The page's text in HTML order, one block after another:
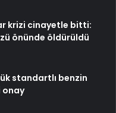
krizi cinayetle bitti:
önünde öldürüldü
standartlı benzin
onay